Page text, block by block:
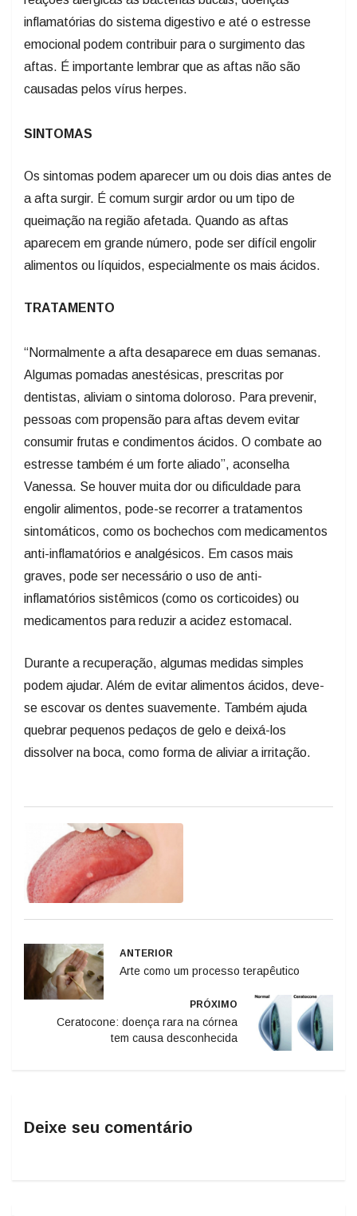
inflamatórias do sistema digestivo e até o estresse
emocional podem contribuir para o surgimento das
aftas. É importante lembrar que as aftas não são
causadas pelos vírus herpes.
SINTOMAS
Os sintomas podem aparecer um ou dois dias antes de
a afta surgir. É comum surgir ardor ou um tipo de
queimação na região afetada. Quando as aftas
aparecem em grande número, pode ser difícil engolir
alimentos ou líquidos, especialmente os mais ácidos.
TRATAMENTO
“Normalmente a afta desaparece em duas semanas.
Algumas pomadas anestésicas, prescritas por
dentistas, aliviam o sintoma doloroso. Para prevenir,
pessoas com propensão para aftas devem evitar
consumir frutas e condimentos ácidos. O combate ao
estresse também é um forte aliado”, aconselha
Vanessa. Se houver muita dor ou dificuldade para
engolir alimentos, pode-se recorrer a tratamentos
sintomáticos, como os bochechos com medicamentos
anti-inflamatórios e analgésicos. Em casos mais
graves, pode ser necessário o uso de anti-
inflamatórios sistêmicos (como os corticoides) ou
medicamentos para reduzir a acidez estomacal.
Durante a recuperação, algumas medidas simples
podem ajudar. Além de evitar alimentos ácidos, deve-
se escovar os dentes suavemente. Também ajuda
quebrar pequenos pedaços de gelo e deixá-los
dissolver na boca, como forma de aliviar a irritação.
na mucosa bucal, nas
gengivas e embaixo da
língua
ANTERIOR
Arte como um processo terapêutico
PRÓXIMO
Ceratocone: doença rara na córnea
tem causa desconhecida
Deixe seu comentário